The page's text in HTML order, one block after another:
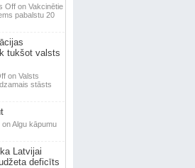
Offon Vakcinētie
pabalstu 20
tukšot valsts
on Valsts
stāsts
on Algu kāpumu
Latvijai
deficīts